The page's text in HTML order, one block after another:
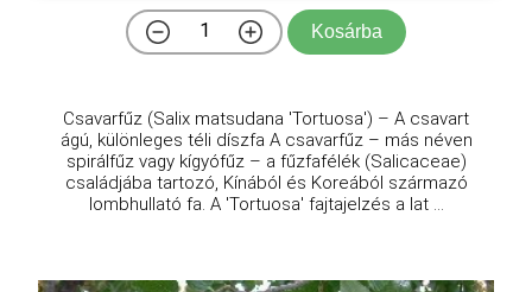
Kosárba
Csavarfűz (Salix matsudana 'Tortuosa') – A csavart
ágú, különleges téli díszfa A csavarfűz – más néven
spirálfűz vagy kígyófűz – a fűzfafélék (Salicaceae)
családjába tartozó, Kínából és Koreából származó
lombhullató fa. A 'Tortuosa' fajtajelzés a lat ...